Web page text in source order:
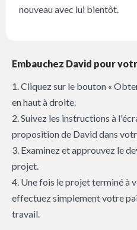
nouveau avec lui bientôt.
Embauchez David pour
1. Cliquez sur le bouton «
en haut à droite.
2. Suivez les instructions à
proposition de David dans
3. Examinez et approuvez le
projet.
4. Une fois le projet terminé à
effectuez simplement votre
travail.